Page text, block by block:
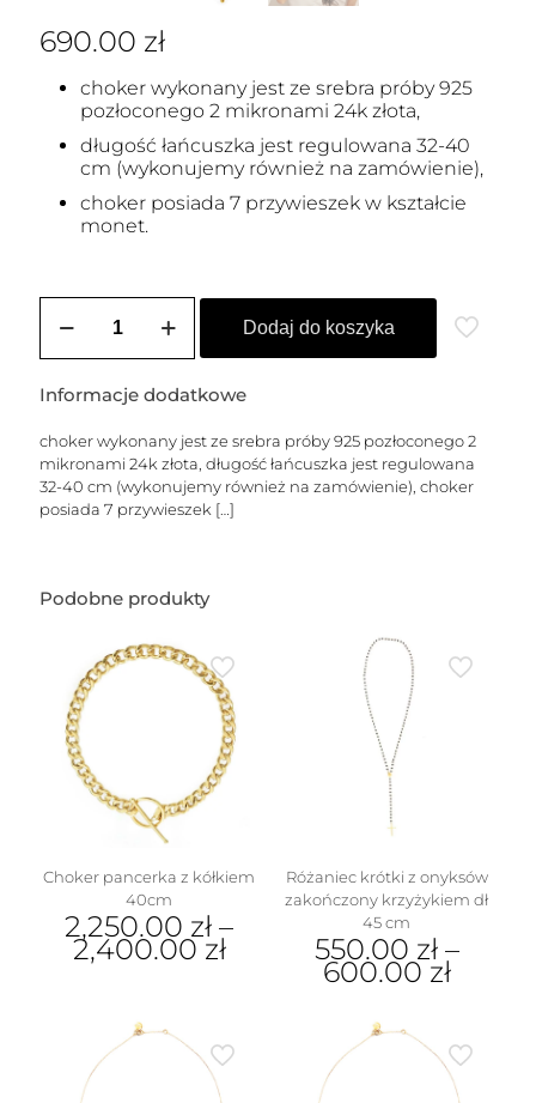
690.00 zł
choker wykonany jest ze srebra próby 925
pozłoconego 2 mikronami 24k złota,
długość łańcuszka jest regulowana 32-40
cm (wykonujemy również na zamówienie),
choker posiada 7 przywieszek w kształcie
monet.
Choker
łańcuszka
z
monetami
Dodaj do koszyka
Informacje dodatkowe
choker wykonany jest ze srebra próby 925 pozłoconego 2
mikronami 24k złota, długość łańcuszka jest regulowana
32-40 cm (wykonujemy również na zamówienie), choker
posiada 7 przywieszek […]
Podobne produkty
Choker pancerka z kółkiem
40cm
2,250.00 zł –
2,400.00 zł
wiele
wariantów.
Różaniec krótki z onyksów
zakończony krzyżykiem dł
45 cm
550.00 zł–
600.00 zł
wariantów.